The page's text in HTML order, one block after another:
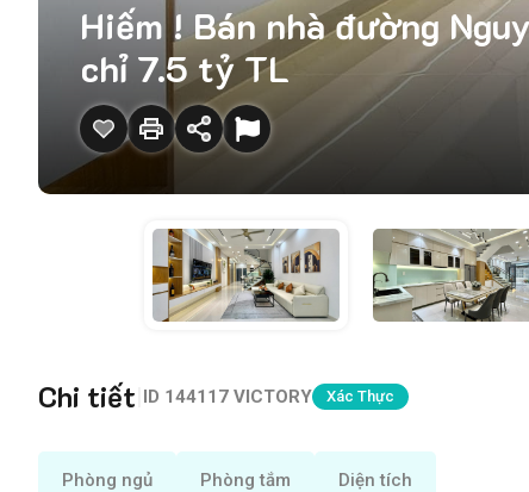
Hiếm ! Bán nhà đường
chỉ 7.5 tỷ TL
Chi tiết ID 144117 VICTORY Xác Thực
Phòng ngủ
Phòng tắm
Diện tích